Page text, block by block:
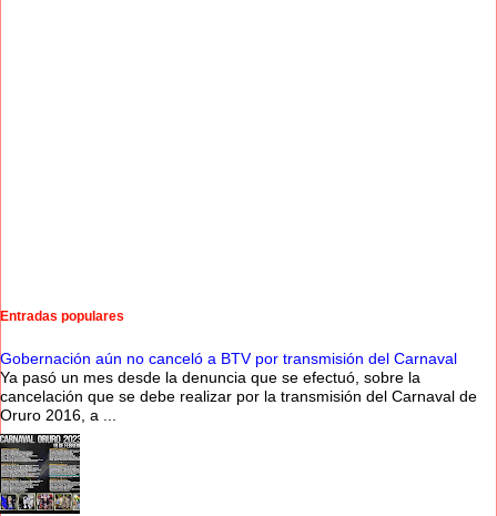
Entradas populares
Gobernación aún no canceló a BTV por transmisión del Carnaval
Ya pasó un mes desde la denuncia que se efectuó, sobre la
cancelación que se debe realizar por la transmisión del Carnaval de
Oruro 2016, a ...